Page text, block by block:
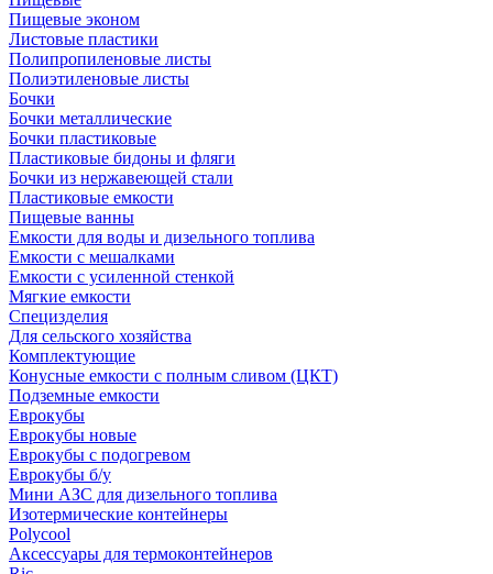
Пищевые эконом
Листовые пластики
Полипропиленовые листы
Полиэтиленовые листы
Бочки
Бочки металлические
Бочки пластиковые
Пластиковые бидоны и фляги
Бочки из нержавеющей стали
Пластиковые емкости
Пищевые ванны
Емкости для воды и дизельного топлива
Емкости с мешалками
Емкости с усиленной стенкой
Мягкие емкости
Специзделия
Для сельского хозяйства
Комплектующие
Конусные емкости с полным сливом (ЦКТ)
Подземные емкости
Еврокубы
Еврокубы новые
Еврокубы с подогревом
Еврокубы б/у
Мини АЗС для дизельного топлива
Изотермические контейнеры
Polycool
Аксессуары для термоконтейнеров